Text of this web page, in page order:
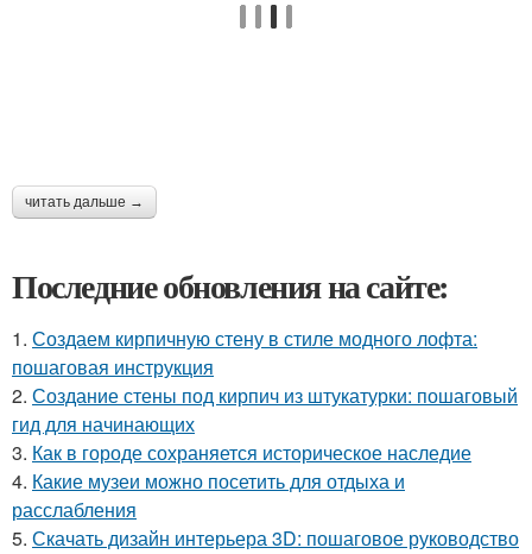
читать дальше →
Последние обновления на сайте:
1. Создаем кирпичную стену в стиле модного лофта:
пошаговая инструкция
2. Создание стены под кирпич из штукатурки: пошаговый
гид для начинающих
3. Как в городе сохраняется историческое наследие
4. Какие музеи можно посетить для отдыха и
расслабления
5. Скачать дизайн интерьера 3D: пошаговое руководство